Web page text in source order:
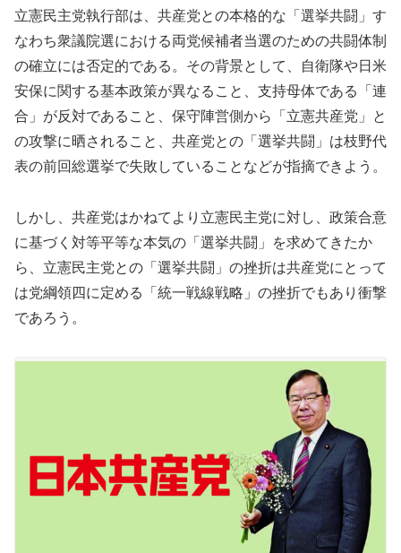
立憲民主党執行部は、共産党との本格的な「選挙共闘」す
なわち衆議院選における両党候補者当選のための共闘体制
の確立には否定的である。その背景として、自衛隊や日米
安保に関する基本政策が異なること、支持母体である「連
合」が反対であること、保守陣営側から「立憲共産党」と
の攻撃に晒されること、共産党との「選挙共闘」は枝野代
表の前回総選挙で失敗していることなどが指摘できよう。
しかし、共産党はかねてより立憲民主党に対し、政策合意
に基づく対等平等な本気の「選挙共闘」を求めてきたか
ら、立憲民主党との「選挙共闘」の挫折は共産党にとって
は党綱領四に定める「統一戦線戦略」の挫折でもあり衝撃
であろう。